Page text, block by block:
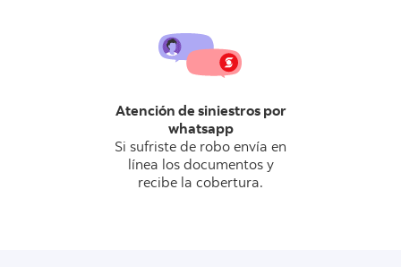
Atención de siniestros por
whatsapp
Si sufriste de robo envía en
línea los documentos y
recibe la cobertura.